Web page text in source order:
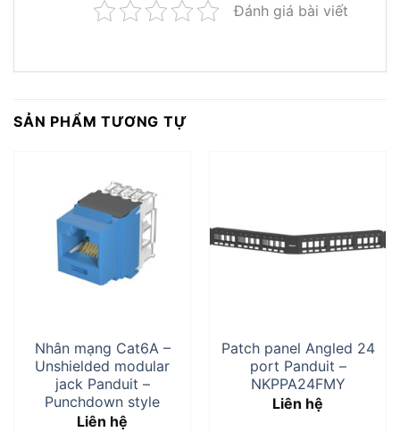
Đánh giá bài viết
SẢN PHẨM TƯƠNG TỰ
Nhân mạng Cat6A –
Unshielded modular
jack Panduit –
Punchdown style
Liên hệ
Patch panel Angled 24
port Panduit –
NKPPA24FMY
Liên hệ